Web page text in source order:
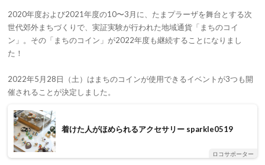
2020年度および2021年度の10〜3月に、たまプラーザを舞台とする次
世代郊外まちづくりで、実証実験が行われた地域通貨「まちのコイ
ン」。その「まちのコイン」が2022年度も継続することになりまし
た！
2022年5月28日（土）はまちのコインが使用できるイベントが3つも開
催されることが決定しました。
着けた人がほめられるアクセサリー sparkle0519
ロコサポーター